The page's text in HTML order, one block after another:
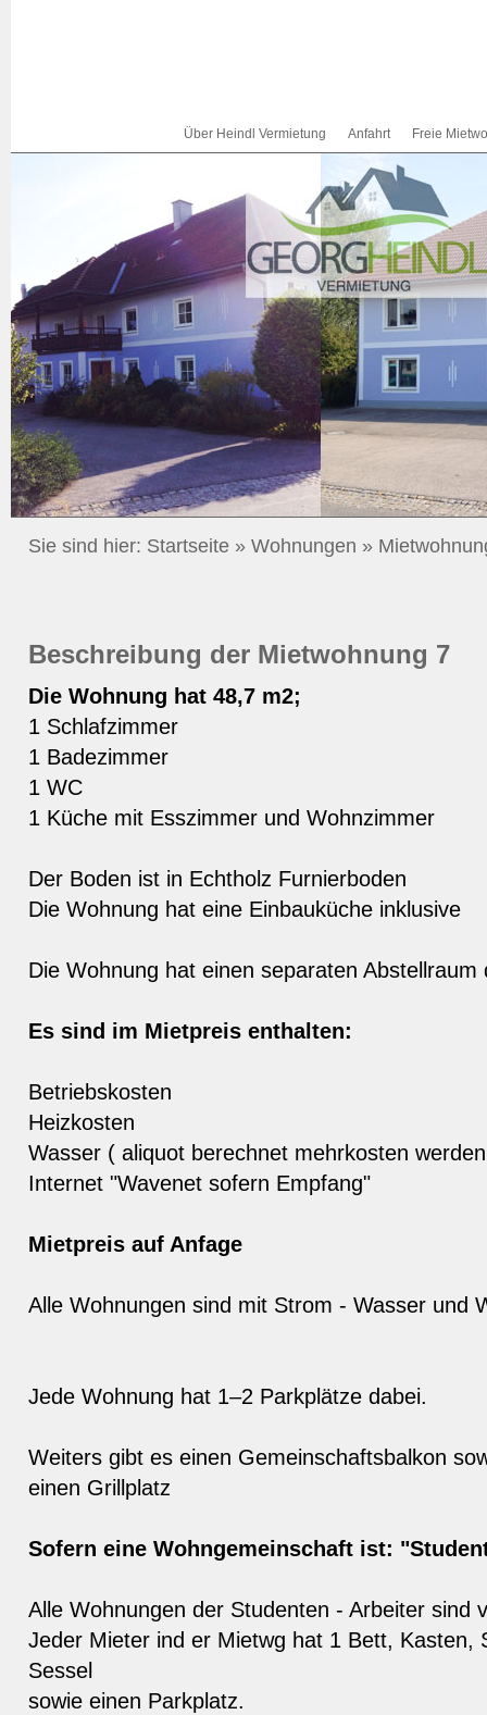
Über Heindl Vermietung Anfahrt Freie
Sie sind hier: Startseite » Wohnungen »
Beschreibung der Mietwohnung 7
Die Wohnung hat 48,7 m2;
1 Schlafzimmer
1 Badezimmer
1 WC
1 Küche mit Esszimmer und Wohnzimmer
Der Boden ist in Echtholz Furnierboden
Die Wohnung hat eine Einbauküche inklusive
Die Wohnung hat einen separaten
Es sind im Mietpreis enthalten:
Betriebskosten
Heizkosten
Wasser ( aliquot berechnet mehrkosten
Internet "Wavenet sofern Empfang"
Mietpreis auf Anfage
Alle Wohnungen sind mit Strom - Wasser und
Jede Wohnung hat 1–2 Parkplätze dabei.
Weiters gibt es einen Gemeinschaftsbalkon
einen Grillplatz
Sofern eine Wohngemeinschaft ist:
Alle Wohnungen der Studenten - Arbeiter sind
Jeder Mieter ind er Mietwg hat 1 Bett, Kasten,
Sessel
sowie einen Parkplatz.